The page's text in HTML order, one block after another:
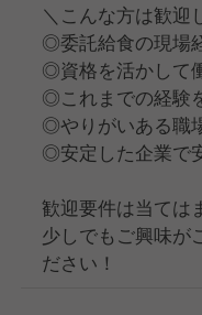
＼こんな方は歓迎
◎委託給食の現場
◎資格を活かして
◎これまでの経験
◎やりがいある職
◎安定した企業で
歓迎要件は当ては
少しでもご興味が
ださい！